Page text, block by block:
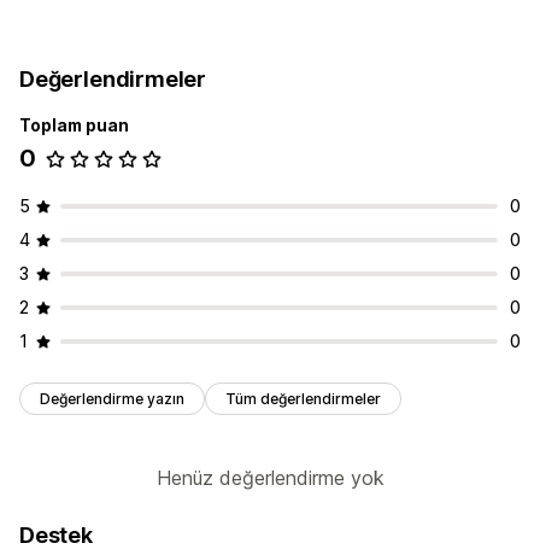
Değerlendirmeler
Toplam puan
0
5
0
4
0
3
0
2
0
1
0
Değerlendirme yazın Tüm değerlendirmeler
Henüz değerlendirme yok
Destek